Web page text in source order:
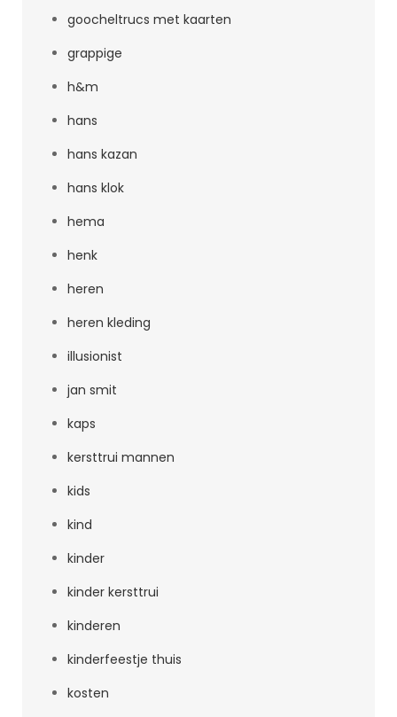
goocheltrucs met kaarten
grappige
h&m
hans
hans kazan
hans klok
hema
henk
heren
heren kleding
illusionist
jan smit
kaps
kersttrui mannen
kids
kind
kinder
kinder kersttrui
kinderen
kinderfeestje thuis
kosten